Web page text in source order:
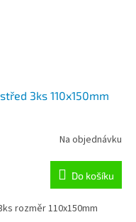
3ks 110x150mm
Na objednávku
Do košíku
rozměr 110x150mm